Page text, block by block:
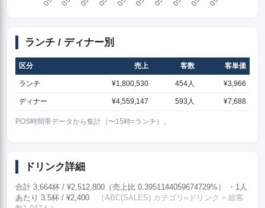
ランチ / ディナー別
区分 売上 客数 客単価
ランチ ¥1,800,530 454人 ¥3,966
ディナー ¥4,559,147 593人 ¥7,688
POS時間帯データから集計（〜15時=ランチ）。
ドリンク詳細
合計 3,664杯 / ¥2,512,800（売上比 0.3951144059674729%） ・1人
あたり 3.5杯 / ¥2,400
［ABC(SALES) カテゴリ=ドリンク ÷ 総客